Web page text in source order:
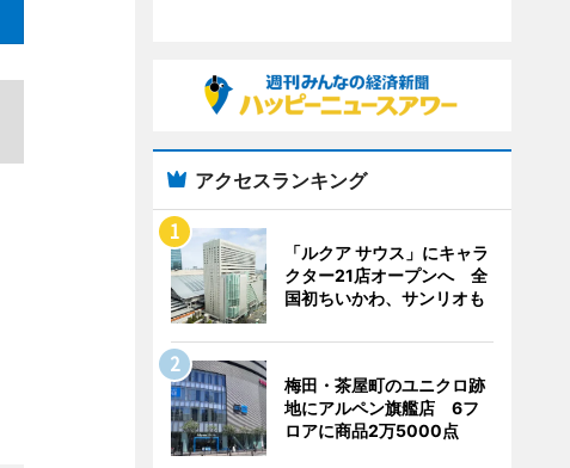
アクセスランキング
「ルクア サウス」にキャラ
クター21店オープンへ 全
国初ちいかわ、サンリオも
梅田・茶屋町のユニクロ跡
地にアルペン旗艦店 6フ
ロアに商品2万5000点